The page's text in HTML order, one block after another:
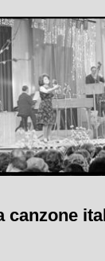
canzone